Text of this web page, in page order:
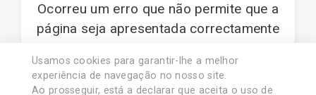
Usamos cookies para garantir-lhe a melhor
experiência de navegação no nosso site.
Ao prosseguir, está a declarar que aceita o uso de
Ocorreu um erro que não permite que a
página seja apresentada correctamente
© 2017 PREDIMARTINS - Soc. Med. Imob., Lda..
Licença AMI nº 8454. Associado APEMIP nº4438